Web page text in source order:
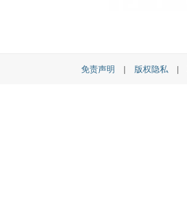
免责声明 | 版权隐私 |